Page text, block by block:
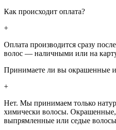
Как происходит оплата?
+
Оплата производится сразу
волос — наличными или на
Принимаете ли вы окрашенные
+
Нет. Мы принимаем только
химически волосы. Окрашенные,
выпрямленные или седые волосы